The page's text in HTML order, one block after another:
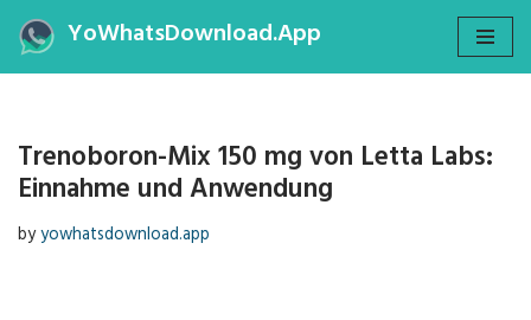
Skip
YoWhatsDownload.App
Trenoboron-Mix 150 mg von Letta Labs:
Einnahme und Anwendung
byyowhatsdownload.app